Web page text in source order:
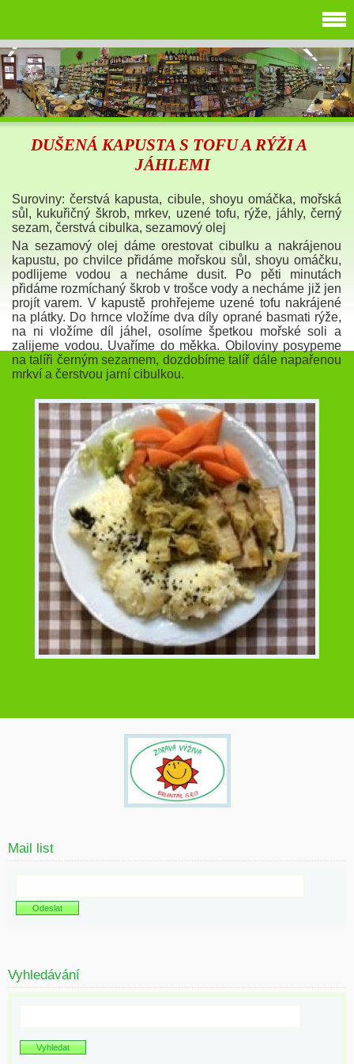
DUŠENÁ KAPUSTA S TOFU A RÝŽI A
JÁHLEMI
Suroviny: čerstvá kapusta, cibule, shoyu omáčka, mořská
sůl, kukuřičný škrob, mrkev, uzené tofu, rýže, jáhly, černý
sezam, čerstvá cibulka, sezamový olej
Na sezamový olej dáme orestovat cibulku a nakrájenou
kapustu, po chvilce přidáme mořskou sůl, shoyu omáčku,
podlijeme vodou a necháme dusit. Po pěti minutách
přidáme rozmíchaný škrob v trošce vody a necháme již jen
projít varem. V kapustě prohřejeme uzené tofu nakrájené
na plátky. Do hrnce vložíme dva díly oprané basmati rýže,
na ni vložíme díl jáhel, osolíme špetkou mořské soli a
zalijeme vodou. Uvaříme do měkka. Obiloviny posypeme
na talíři černým sezamem, dozdobíme talíř dále napařenou
mrkví a čerstvou jarní cibulkou.
Mail list
Vyhledávání